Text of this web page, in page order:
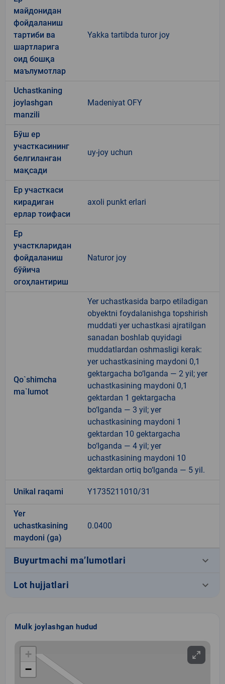
майдонидан
фойдаланиш
тартиби ва
шартларига
оид бошқа
маълумотлар
Yakka tartibda turor joy
Uchastkaning
joylashgan
manzili
Madeniyat OFY
Бўш ер
участкасининг
белгиланган
мақсади
uy-joy uchun
Ер участкаси
кирадиган
ерлар тоифаси
axoli punkt erlari
Ер
участкларидан
фойдаланиш
бўйича
огоҳлантириш
Naturor joy
Qo`shimcha
ma`lumot
Yer uchastkasida barpo etiladigan
obyektni foydalanishga topshirish
muddati yer uchastkasi ajratilgan
sanadan boshlab quyidagi
muddatlardan oshmasligi kerak:
yer uchastkasining maydoni 0,1
gektargacha bo‘lganda — 2 yil; yer
uchastkasining maydoni 0,1
gektardan 1 gektargacha
bo‘lganda — 3 yil; yer
uchastkasining maydoni 1
gektardan 10 gektargacha
bo‘lganda — 4 yil; yer
uchastkasining maydoni 10
gektardan ortiq bo‘lganda — 5 yil.
Unikal raqami Y1735211010/31
Yer
uchastkasining
maydoni (ga)
0.0400
Buyurtmachi ma’lumotlari keyboard_arrow_down
Lot hujjatlari keyboard_arrow_down
Mulk joylashgan hudud
+
−